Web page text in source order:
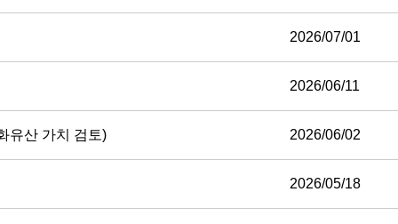
2026/07/01
2026/06/11
유산 가치 검토) 2026/06/02
2026/05/18